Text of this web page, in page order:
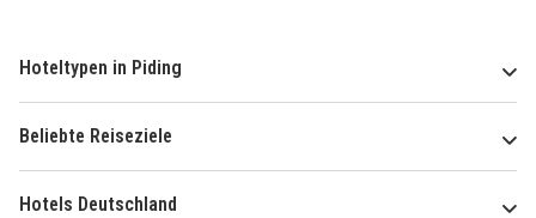
Hoteltypen in Piding
Beliebte Reiseziele
Hotels Deutschland